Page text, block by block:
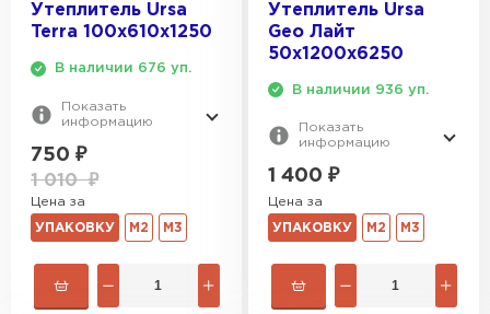
Утеплитель Ursa
Terra 100х610х1250
В наличии 676 уп.
Показать
информацию
750 ₽
1 010₽
Цена за
УПАКОВКУ М2 М3
Утеплитель Ursa
Geo Лайт
50х1200х6250
В наличии 936 уп.
Показать
информацию
1 400 ₽
Цена за
УПАКОВКУ М2 М3